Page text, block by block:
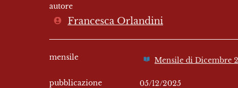
autore
Francesca Orlandini
mensile Mensile di Dicembre
pubblicazione 05/12/2025